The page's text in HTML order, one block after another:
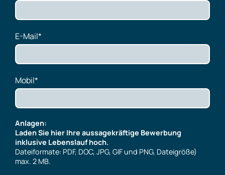
E-Mail*
Mobil*
Anlagen:
Laden Sie hier Ihre aussagekräftige Bewerbung
inklusive Lebenslauf hoch.
Dateiformate: PDF, DOC, JPG, GIF und PNG, Dateigröße)
max. 2 MB.